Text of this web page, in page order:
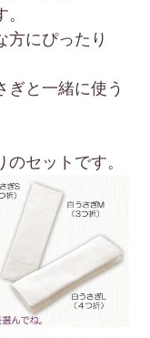
方にぴったり
ぎと一緒に使う
セットです。